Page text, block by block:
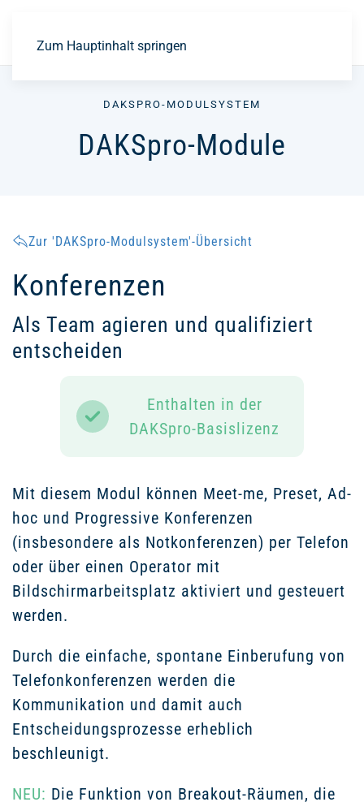
Zum Hauptinhalt springen
DAKSPRO-MODULSYSTEM
DAKSpro-Module
Zur 'DAKSpro-Modulsystem'-Übersicht
Konferenzen
Als Team agieren und qualifiziert
entscheiden
Enthalten in der
DAKSpro-Basislizenz
Mit diesem Modul können Meet-me, Preset, Ad-
hoc und Progressive Konferenzen
(insbesondere als Notkonferenzen) per Telefon
oder über einen Operator mit
Bildschirmarbeitsplatz aktiviert und gesteuert
werden.
Durch die einfache, spontane Einberufung von
Telefonkonferenzen werden die
Kommunikation und damit auch
Entscheidungsprozesse erheblich
beschleunigt.
NEU: Die Funktion von Breakout-Räumen, die